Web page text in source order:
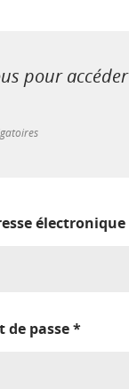
pour
électronique
de passe*